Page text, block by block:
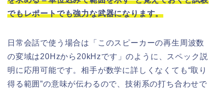
でもレポートでも強力な武器になります。
日常会話で使う場合は「このスピーカーの再生周波数
の変域は20Hzから20kHzです」のように、スペック説
明に応用可能です。相手が数学に詳しくなくても“取り
得る範囲”の意味が伝わるので、技術系の打ち合わせで